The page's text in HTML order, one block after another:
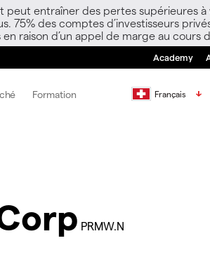
entraîner des pertes supérieures
75% des comptes d’investisseurs
raison d’un appel de marge au cours
Academy
Formation Français
PRMW.N